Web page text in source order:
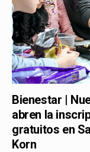
Bienestar |
abren la
gratuitos en
Korn